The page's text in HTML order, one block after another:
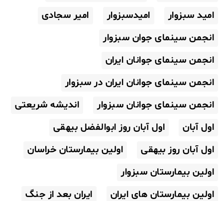
امید سبزوار
امیدسبزوار
امیر سجادی
انجمن سینمای جوان سبزوار
انجمن سینمای جوانان ایران
انجمن سینمای جوانان ایران در سبزوار
انجمن سینمای جوانان سبزوار
اندیشه شریعتی
اول آبان
اول آبان روز ابوالفضل بیهقی
اول آبان روز بیهقی
اولین بیمارستان خراسان
اولین بیمارستان سبزوار
اولین بیمارستان های ایران
ایران بعد از جنگ